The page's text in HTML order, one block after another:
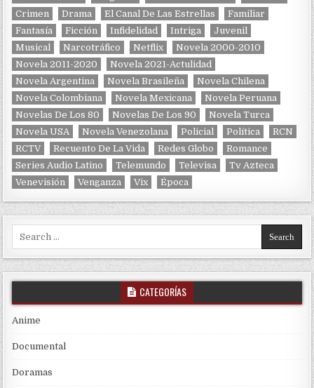
Crimen
Drama El Canal De Las Estrellas
Familiar
Fantasía
Ficción Infidelidad Intriga
Juvenil
Musical
Narcotráfico Netflix
Novela 2000-2010
Novela 2011-2020
Novela 2021-Actulidad
Novela Argentina
Novela Brasileña
Novela Chilena
Novela Colombiana
Novela Mexicana
Novela Peruana
Novelas De Los 80
Novelas De Los 90
Novela Turca
Novela USA
Novela Venezolana Policial Política
RCN
RCTV
Recuento De La Vida Redes Globo
Romance
Series Audio Latino
Telemundo Televisa
Tv Azteca
Venevisión
Venganza Vix Época
Search for:
CATEGORÍAS
Anime
Documental
Doramas